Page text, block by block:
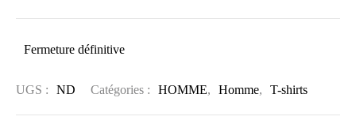
Fermeture définitive
UGS : ND Catégories : HOMME, Homme, T-shirts